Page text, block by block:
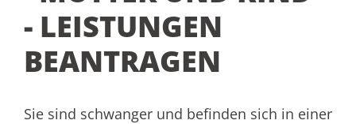
- LEISTUNGEN
BEANTRAGEN
Sie sind schwanger und befinden sich in einer